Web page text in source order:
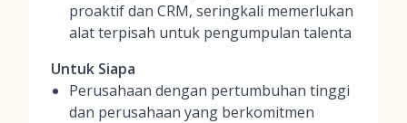
proaktif dan CRM, seringkali memerlukan
alat terpisah untuk pengumpulan talenta
Untuk Siapa
Perusahaan dengan pertumbuhan tinggi
dan perusahaan yang berkomitmen